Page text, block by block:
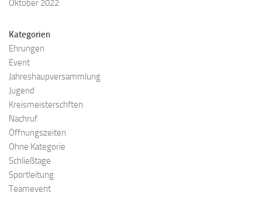
Oktober 2022
Kategorien
Ehrungen
Event
Jahreshaupversammlung
Jugend
Kreismeisterschften
Nachruf
Öffnungszeiten
Ohne Kategorie
Schließtage
Sportleitung
Teamevent